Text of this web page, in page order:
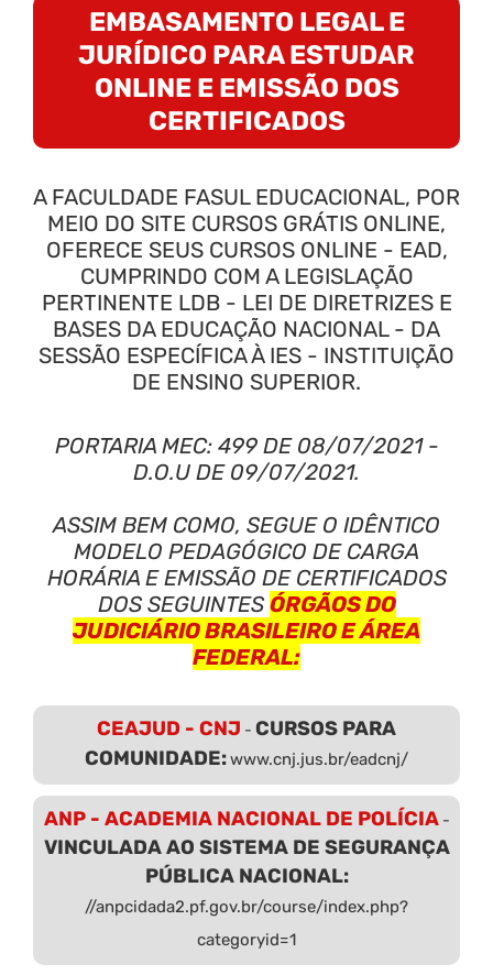
EMBASAMENTO LEGAL E
JURÍDICO PARA ESTUDAR
ONLINE E EMISSÃO DOS
CERTIFICADOS
A FACULDADE FASUL EDUCACIONAL, POR
MEIO DO SITE CURSOS GRÁTIS ONLINE,
OFERECE SEUS CURSOS ONLINE - EAD,
CUMPRINDO COM A LEGISLAÇÃO
PERTINENTE LDB - LEI DE DIRETRIZES E
BASES DA EDUCAÇÃO NACIONAL - DA
SESSÃO ESPECÍFICA À IES - INSTITUIÇÃO
DE ENSINO SUPERIOR.
PORTARIA MEC: 499 DE 08/07/2021 -
D.O.U DE 09/07/2021.
ASSIM BEM COMO, SEGUE O IDÊNTICO
MODELO PEDAGÓGICO DE CARGA
HORÁRIA E EMISSÃO DE CERTIFICADOS
DOS SEGUINTES ÓRGÃOS DO
JUDICIÁRIO BRASILEIRO E ÁREA
FEDERAL:
CEAJUD - CNJ - CURSOS PARA
COMUNIDADE:www.cnj.jus.br/eadcnj/
ANP - ACADEMIA NACIONAL DE POLÍCIA-
VINCULADA AO SISTEMA DE SEGURANÇA
PÚBLICA NACIONAL:
//anpcidada2.pf.gov.br/course/index.php?
categoryid=1